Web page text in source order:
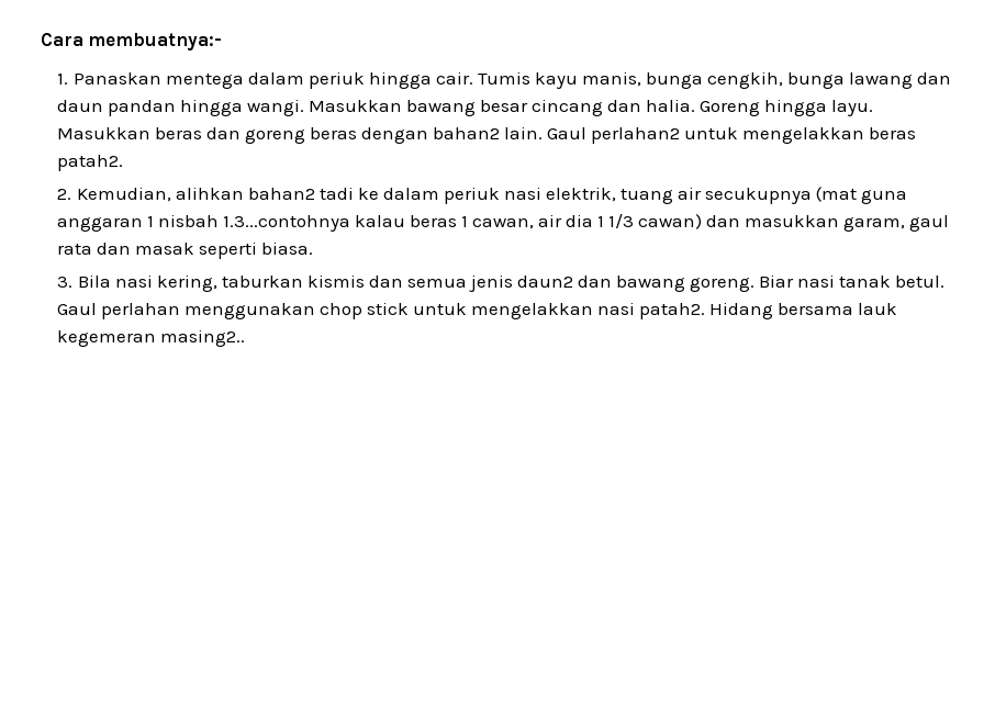
Cara membuatnya:-
Panaskan mentega dalam periuk hingga cair. Tumis kayu manis, bunga cengkih, bunga lawang dan
daun pandan hingga wangi. Masukkan bawang besar cincang dan halia. Goreng hingga layu.
Masukkan beras dan goreng beras dengan bahan2 lain. Gaul perlahan2 untuk mengelakkan beras
patah2.
Kemudian, alihkan bahan2 tadi ke dalam periuk nasi elektrik, tuang air secukupnya (mat guna
anggaran 1 nisbah 1.3...contohnya kalau beras 1 cawan, air dia 1 1/3 cawan) dan masukkan garam, gaul
rata dan masak seperti biasa.
Bila nasi kering, taburkan kismis dan semua jenis daun2 dan bawang goreng. Biar nasi tanak betul.
Gaul perlahan menggunakan chop stick untuk mengelakkan nasi patah2. Hidang bersama lauk
kegemeran masing2..